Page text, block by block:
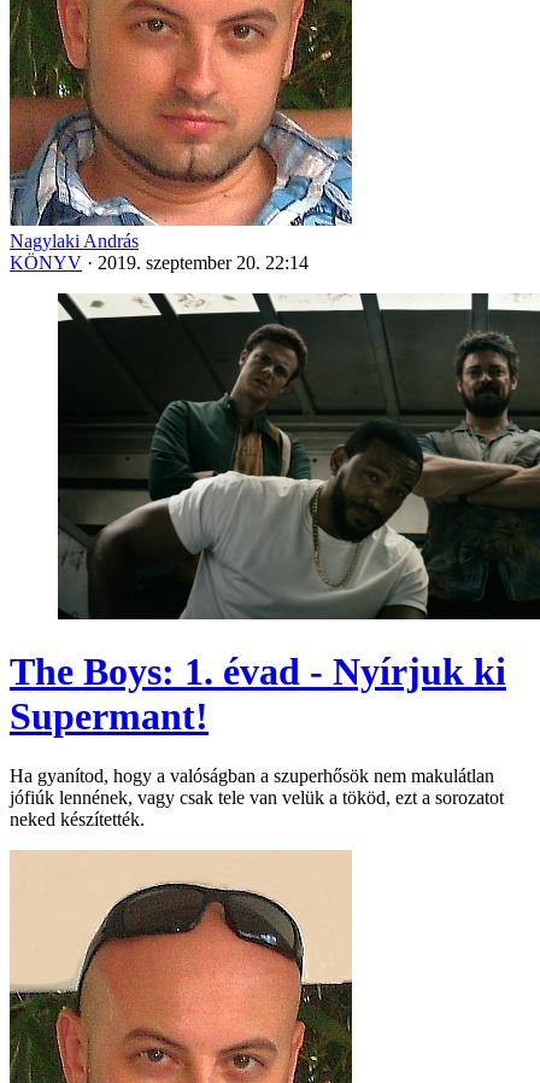
Nagylaki András
KÖNYV · 2019. szeptember 20. 22:14
The Boys: 1. évad - Nyírjuk ki
Supermant!
Ha gyanítod, hogy a valóságban a szuperhősök nem makulátlan
jófiúk lennének, vagy csak tele van velük a tököd, ezt a sorozatot
neked készítették.